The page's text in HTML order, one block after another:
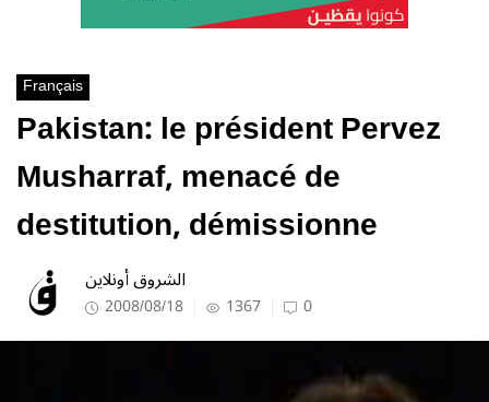
Français
Pakistan: le président Pervez
Musharraf, menacé de
destitution, démissionne
الشروق أونلاين
2008/08/18 1367 0